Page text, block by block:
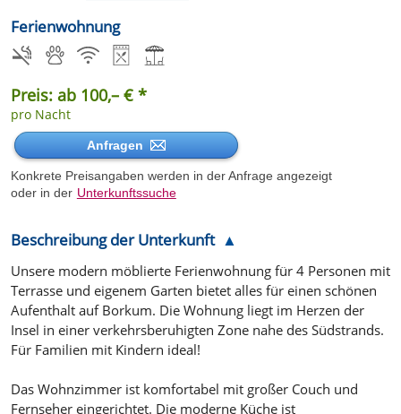
Ferienwohnung
Preis: ab 100,– € *
pro Nacht
Anfragen
Konkrete Preisangaben werden in der Anfrage angezeigt
oder in der Unterkunftssuche
Beschreibung der Unterkunft
Unsere modern möblierte Ferienwohnung für 4 Personen mit
Terrasse und eigenem Garten bietet alles für einen schönen
Aufenthalt auf Borkum. Die Wohnung liegt im Herzen der
Insel in einer verkehrsberuhigten Zone nahe des Südstrands.
Für Familien mit Kindern ideal!
Das Wohnzimmer ist komfortabel mit großer Couch und
Fernseher eingerichtet. Die moderne Küche ist